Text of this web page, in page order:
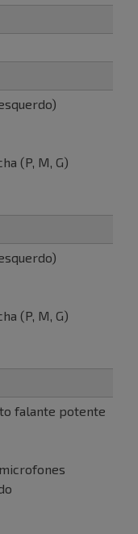
(P, M, G)
(P, M, G)
falante potente